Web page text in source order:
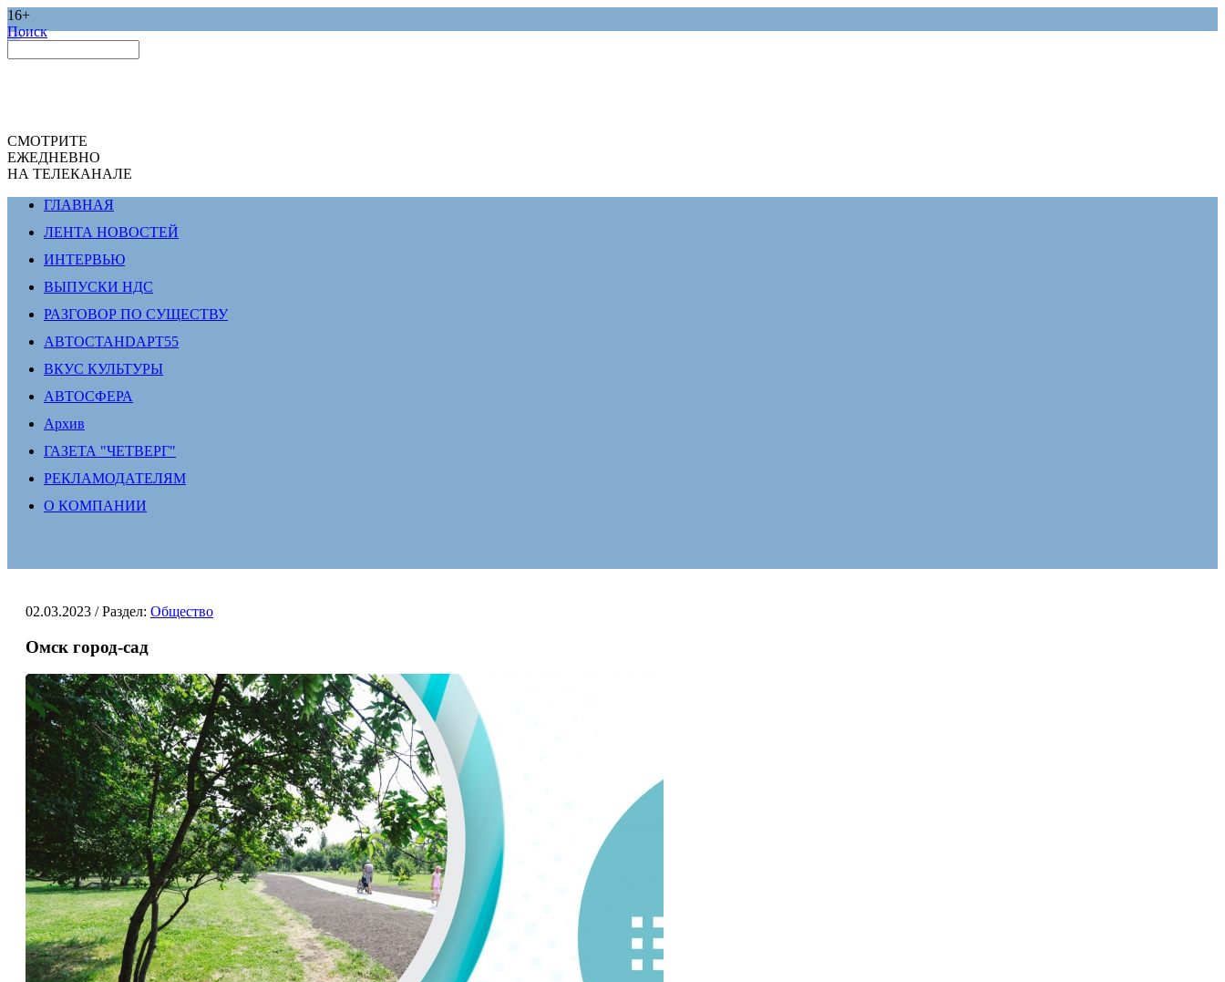
16+
Поиск
СМОТРИТЕ
ЕЖЕДНЕВНО
НА ТЕЛЕКАНАЛЕ
ГЛАВНАЯ
ЛЕНТА НОВОСТЕЙ
ИНТЕРВЬЮ
ВЫПУСКИ НДС
РАЗГОВОР ПО СУЩЕСТВУ
АВТОСТАНDАРТ55
ВКУС КУЛЬТУРЫ
АВТОСФЕРА
Архив
ГАЗЕТА "ЧЕТВЕРГ"
РЕКЛАМОДАТЕЛЯМ
О КОМПАНИИ
02.03.2023 / Раздел: Общество
Омск город-сад